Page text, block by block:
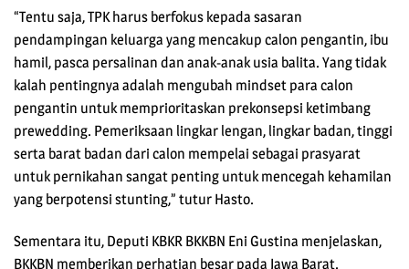
“Tentu saja, TPK harus berfokus kepada sasaran
pendampingan keluarga yang mencakup calon pengantin, ibu
hamil, pasca persalinan dan anak-anak usia balita. Yang tidak
kalah pentingnya adalah mengubah mindset para calon
pengantin untuk memprioritaskan prekonsepsi ketimbang
prewedding. Pemeriksaan lingkar lengan, lingkar badan, tinggi
serta barat badan dari calon mempelai sebagai prasyarat
untuk pernikahan sangat penting untuk mencegah kehamilan
yang berpotensi stunting,” tutur Hasto.
Sementara itu, Deputi KBKR BKKBN Eni Gustina menjelaskan,
BKKBN memberikan perhatian besar pada Jawa Barat.